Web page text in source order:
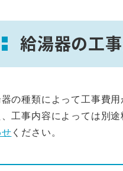
給湯器の工
の種類によって工事費用
工事内容によっては別
ください。